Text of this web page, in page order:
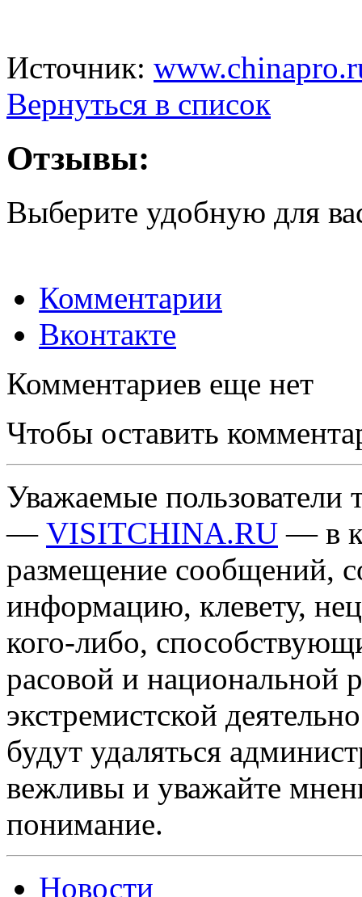
Источник:
Вернуться в список
Отзывы:
Выберите удобную для
Комментарии
Вконтакте
Комментариев еще нет
Чтобы оставить
Уважаемые пользователи
— VISITCHINA.RU — в
размещение сообщений,
информацию, клевету,
кого-либо,
расовой и национальной
экстремистской
будут удаляться
вежливы и уважайте
понимание.
Новости